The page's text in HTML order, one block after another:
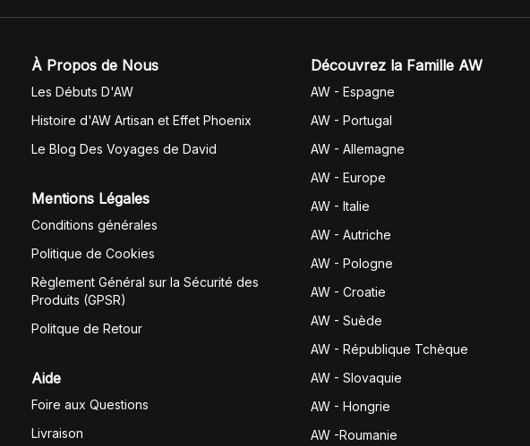
À Propos de Nous
Les Débuts D'AW
Histoire d'AW Artisan et Effet Phoenix
Le Blog Des Voyages de David
Mentions Légales
Conditions générales
Politique de Cookies
Règlement Général sur la Sécurité des
Produits (GPSR)
Politque de Retour
Aide
Foire aux Questions
Livraison
Découvrez la Famille AW
AW - Espagne
AW - Portugal
AW - Allemagne
AW - Europe
AW - Italie
AW - Autriche
AW - Pologne
AW - Croatie
AW - Suède
AW - République Tchèque
AW - Slovaquie
AW - Hongrie
AW -Roumanie